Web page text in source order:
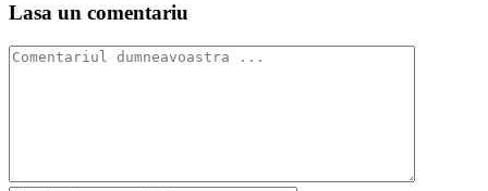
Lasa un comentariu